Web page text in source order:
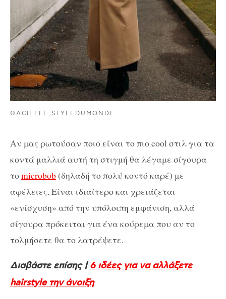
©ACIELLE STYLEDUMONDE
Αν μας ρωτούσαν ποιο είναι το πιο cool στιλ για τα
κοντά μαλλιά αυτή τη στιγμή θα λέγαμε σίγουρα
τοmicrobob (δηλαδή το πολύ κοντό καρέ) με
αφέλειες. Είναι ιδιαίτερο και χρειάζεται
«ενίσχυση» από την υπόλοιπη εμφάνιση, αλλά
σίγουρα πρόκειται για ένα κούρεμα που αν το
τολμήσετε θα το λατρέψετε.
Διαβάστε επίσης |6 ιδέες για να αλλάξετε
hairstyle την άνοιξη